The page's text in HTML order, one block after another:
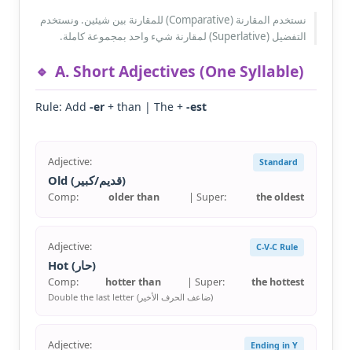
نستخدم المقارنة (Comparative) للمقارنة بين شيئين. ونستخدم
التفضيل (Superlative) لمقارنة شيء واحد بمجموعة كاملة.
A. Short Adjectives (One Syllable)
Rule: Add -er + than | The + -est
Adjective: Standard
Old (قديم/كبير)
Comp: older than | Super: the oldest
Adjective: C-V-C Rule
Hot (حار)
Comp: hotter than | Super: the hottest
Double the last letter (ضاعف الحرف الأخير)
Adjective: Ending in Y